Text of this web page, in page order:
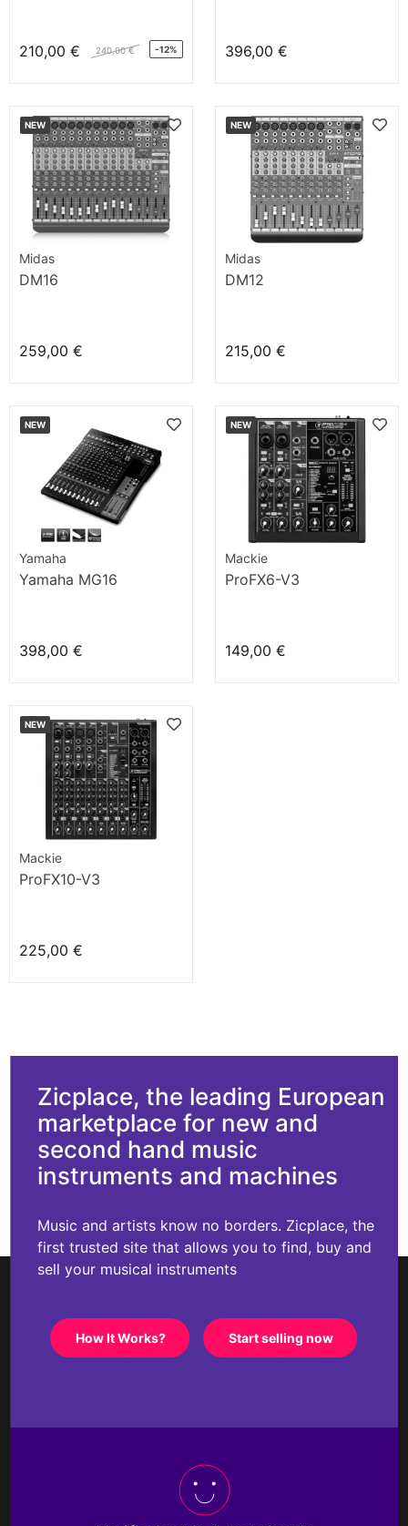
210,00 € 240,00 € -12% 396,00 €
NEW
Midas
DM16
259,00 €
NEW
Midas
DM12
215,00 €
NEW
Yamaha
Yamaha MG16
398,00 €
NEW
Mackie
ProFX6-V3
149,00 €
NEW
Mackie
ProFX10-V3
225,00 €
Zicplace, the leading European
marketplace for new and
second hand music
instruments and machines
Music and artists know no borders. Zicplace, the
first trusted site that allows you to find, buy and
sell your musical instruments
How It Works? Start selling now